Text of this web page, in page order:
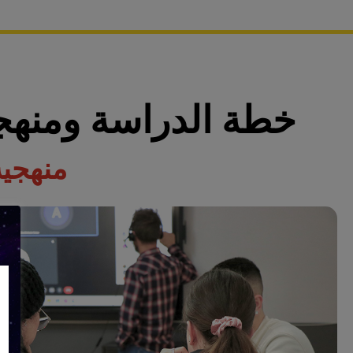
خطة الدراسة